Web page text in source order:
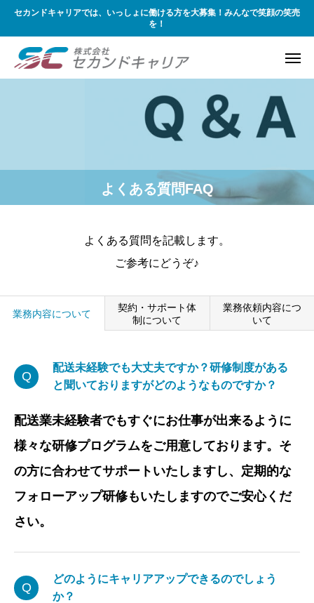
セカンドキャリアでは、いっしょに働ける方を大募集！みんなで笑顔の笑売
を！
よくある質問FAQ
よくある質問を記載します。
ご参考にどうぞ♪
業務内容について
契約・サポート体
制について
業務依頼内容につ
いて
Q
配送未経験でも大丈夫ですか？研修制度がある
と聞いておりますがどのようなものですか？
配送業未経験者でもすぐにお仕事が出来るように
様々な研修プログラムをご用意しております。そ
の方に合わせてサポートいたしますし、定期的な
フォローアップ研修もいたしますのでご安心くだ
さい。
Q
どのようにキャリアアップできるのでしょう
か？